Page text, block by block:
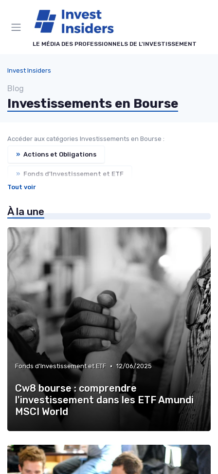
LE MÉDIA DES PROFESSIONNELS DE L'INVESTISSEMENT
Invest Insiders
Blog
Investissements en Bourse
Accéder aux catégories Investissements en Bourse :
» Actions et Obligations
» Fonds d'Investissement et ETF
» Stratégies de Trading
Tout voir
À la une
Fonds d'Investissement et ETF • 12/06/2025
Cw8 bourse : comprendre
l'investissement dans les ETF Amundi
MSCI World